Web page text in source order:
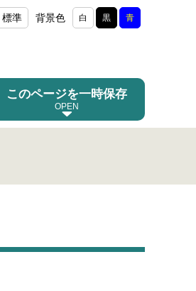
標準 背景色 白 黒 青
このページを一時保存